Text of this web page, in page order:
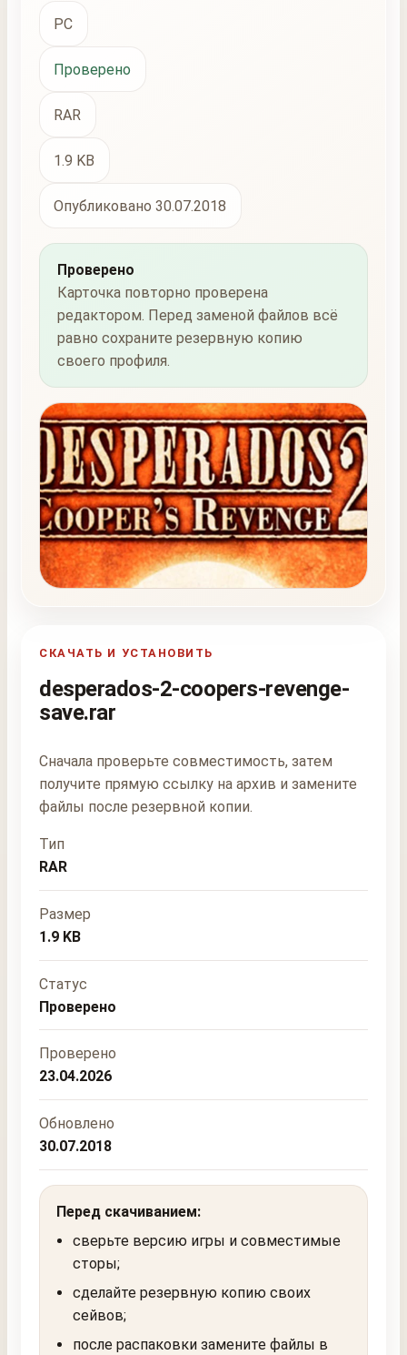
PC
Проверено
RAR
1.9 KB
Опубликовано 30.07.2018
Проверено
Карточка повторно проверена
редактором. Перед заменой файлов всё
равно сохраните резервную копию
своего профиля.
СКАЧАТЬ И УСТАНОВИТЬ
desperados-2-coopers-revenge-
save.rar
Сначала проверьте совместимость, затем
получите прямую ссылку на архив и замените
файлы после резервной копии.
Тип
RAR
Размер
1.9 KB
Статус
Проверено
Проверено
23.04.2026
Обновлено
30.07.2018
Перед скачиванием:
сверьте версию игры и совместимые
сторы;
сделайте резервную копию своих
сейвов;
после распаковки замените файлы в